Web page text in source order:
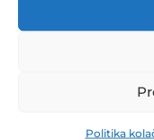
Politika